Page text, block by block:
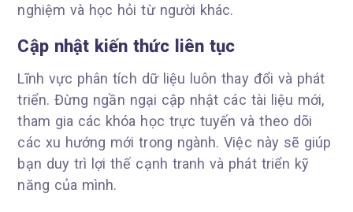
nghiệm và học hỏi từ người khác.
Cập nhật kiến thức liên tục
Lĩnh vực phân tích dữ liệu luôn thay đổi và phát
triển. Đừng ngần ngại cập nhật các tài liệu mới,
tham gia các khóa học trực tuyến và theo dõi
các xu hướng mới trong ngành. Việc này sẽ giúp
bạn duy trì lợi thế cạnh tranh và phát triển kỹ
năng của mình.